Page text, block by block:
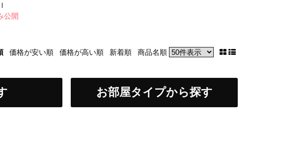
公開
価格が安い順 価格が高い順 新着順 商品名順
お部屋タイプから探す